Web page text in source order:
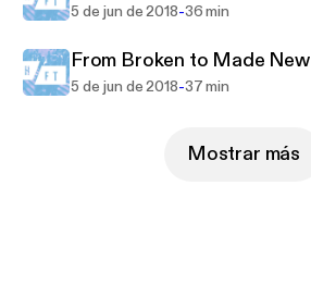
5 de jun de 2018-36 min
From Broken to Made New
5 de jun de 2018-37 min
Mostrar más